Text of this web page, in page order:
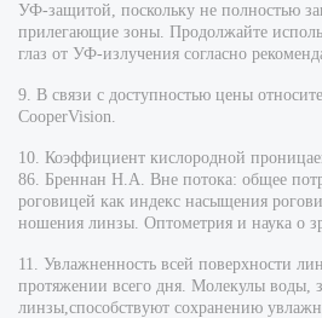
УФ-защитой, поскольку не полностью
прилегающие зоны. Продолжайте
глаз от УФ-излучения согласно
9. В связи с доступностью цены
CooperVision.
10. Коэффициент кислородной
86. Бреннан Н.А. Вне потока: общее
роговицей как индекс насыщения
ношения линзы. Оптометрия и наука о
11. Увлажненность всей поверхности
протяжении всего дня. Молекулы воды,
линзы,способствуют сохранению